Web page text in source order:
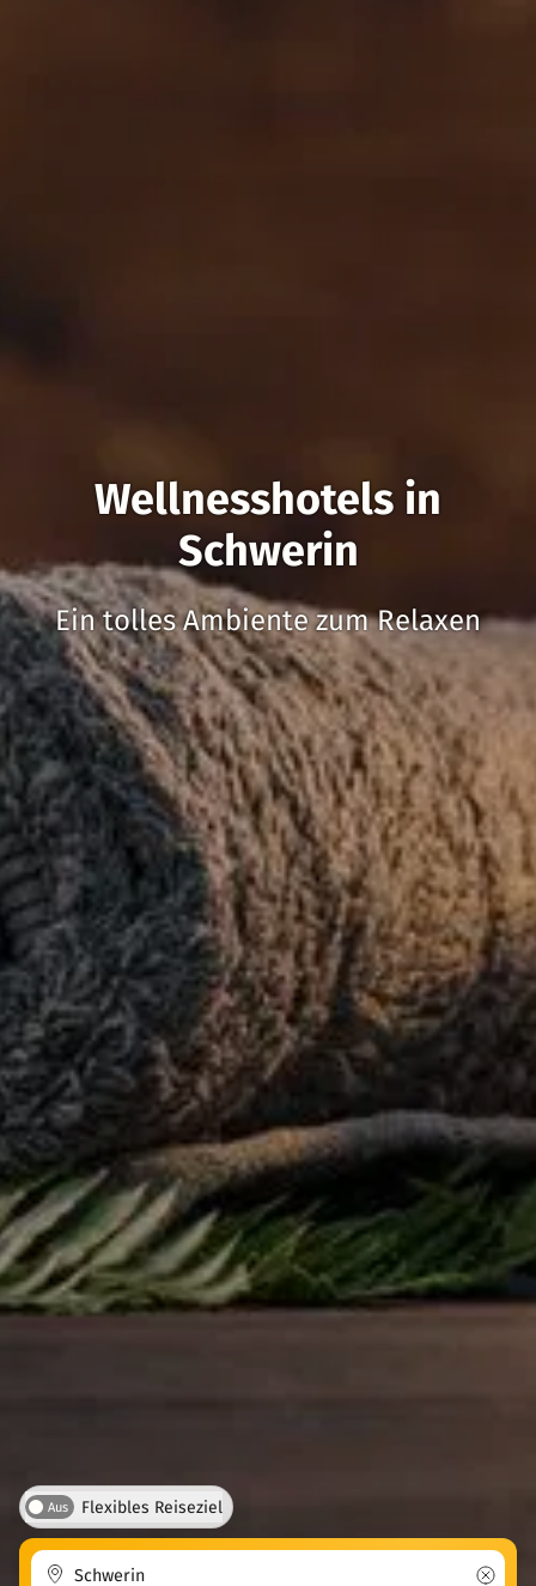
Wellnesshotels in
Schwerin
Ein tolles Ambiente zum Relaxen
Aus Flexibles Reiseziel